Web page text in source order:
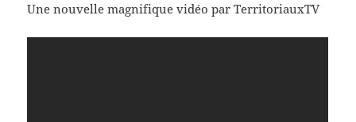
Une nouvelle magnifique vidéo par TerritoriauxTV